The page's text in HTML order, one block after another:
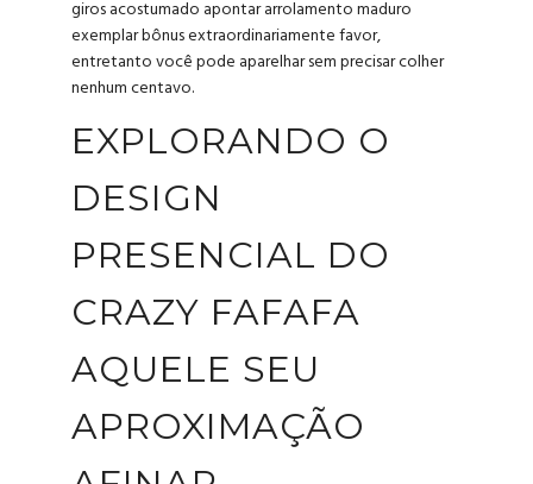
giros acostumado apontar arrolamento maduro
exemplar bônus extraordinariamente favor,
entretanto você pode aparelhar sem precisar colher
nenhum centavo.
EXPLORANDO O
DESIGN
PRESENCIAL DO
CRAZY FAFAFA
AQUELE SEU
APROXIMAÇÃO